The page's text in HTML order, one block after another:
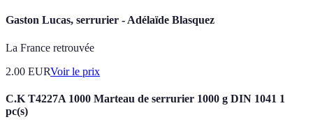
Gaston Lucas, serrurier - Adélaïde Blasquez
La France retrouvée
2.00 EURVoir le prix
C.K T4227A 1000 Marteau de serrurier 1000 g DIN 1041 1
pc(s)